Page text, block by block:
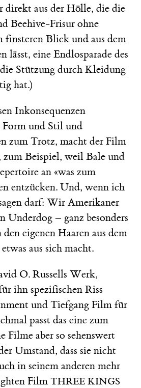
direkt aus der Hölle, die die
Beehive-Frisur ohne
finsteren Blick und aus dem
lässt, eine Endlosparade des
Stützung durch Kleidung
hat.)
Inkonsequenzen
und Stil und
zum Trotz, macht der Film
zum Beispiel, weil Bale und
an «was zum
entzücken. Und, wenn ich
darf: Wir Amerikaner
Underdog – ganz besonders
den eigenen Haaren aus dem
aus sich macht.
O. Russells Werk,
ihn spezifischen Riss
und Tiefgang Film für
passt das eine zum
Filme aber so sehenswert
Umstand, dass sie nicht
in seinem anderen mehr
Film THREE KINGS